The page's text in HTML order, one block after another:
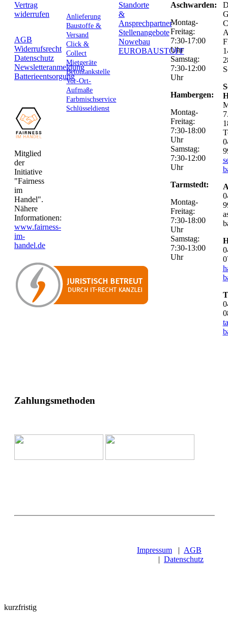
Vertrag
widerrufen
AGB
Widerrufsrecht
Datenschutz
Newsletteranmeldung
Batterieentsorgung
Mitglied
der
Initiative
"Fairness
im
Handel".
Nähere
Informationen:
www.fairness-
im-
handel.de
Anlieferung
Baustoffe &
Versand
Click &
Collect
Mietgeräte
Betontankstelle
Vor-Ort-
Aufmaße
Farbmischservice
Schlüsseldienst
Standorte
&
Ansprechpartner
Stellenangebote
Nowebau
EUROBAUSTOFF
Aschwarden:
Montag-
Freitag:
7:30-17:00
Uhr
Samstag:
7:30-12:00
Uhr
Hambergen:
Montag-
Freitag:
7:30-18:00
Uhr
Samstag:
7:30-12:00
Uhr
Tarmstedt:
Montag-
Freitag:
7:30-18:00
Uhr
Samstag:
7:30-13:00
Uhr
Zahlungsmethoden
Impressum | AGB
| Datenschutz
kurzfristig